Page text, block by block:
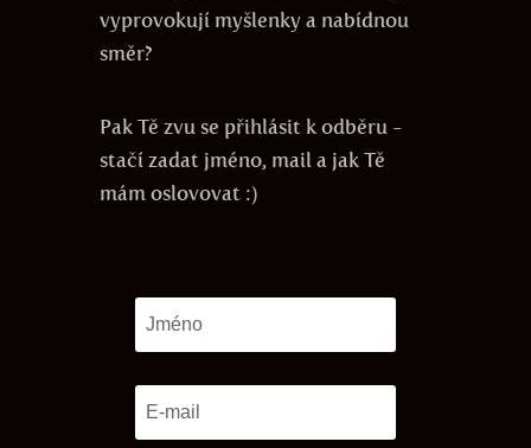
vyprovokují myšlenky a nabídnou
směr?
Pak Tě zvu se přihlásit k odběru -
stačí zadat jméno, mail a jak Tě
mám oslovovat :)